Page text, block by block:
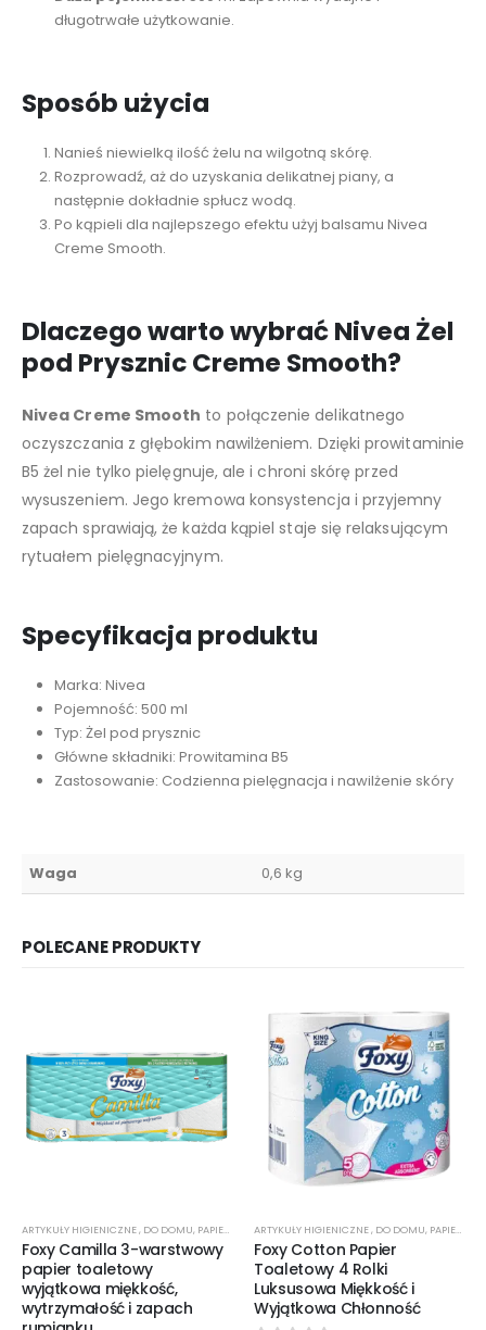
długotrwałe użytkowanie.
Sposób użycia
Nanieś niewielką ilość żelu na wilgotną skórę.
Rozprowadź, aż do uzyskania delikatnej piany, a
następnie dokładnie spłucz wodą.
Po kąpieli dla najlepszego efektu użyj balsamu Nivea
Creme Smooth.
Dlaczego warto wybrać Nivea Żel
pod Prysznic Creme Smooth?
Nivea Creme Smooth to połączenie delikatnego
oczyszczania z głębokim nawilżeniem. Dzięki prowitaminie
B5 żel nie tylko pielęgnuje, ale i chroni skórę przed
wysuszeniem. Jego kremowa konsystencja i przyjemny
zapach sprawiają, że każda kąpiel staje się relaksującym
rytuałem pielęgnacyjnym.
Specyfikacja produktu
Marka: Nivea
Pojemność: 500 ml
Typ: Żel pod prysznic
Główne składniki: Prowitamina B5
Zastosowanie: Codzienna pielęgnacja i nawilżenie skóry
Waga 0,6 kg
POLECANE PRODUKTY
ARTYKUŁY HIGIENICZNE, DO DOMU, PAPIER TOALETOWY
Foxy Camilla 3-warstwowy
papier toaletowy
wyjątkowa miękkość,
wytrzymałość i zapach
ARTYKUŁY HIGIENICZNE, DO DOMU, PAPIER TOALETOWY
Foxy Cotton Papier
Toaletowy 4 Rolki
Luksusowa Miękkość i
Wyjątkowa Chłonność